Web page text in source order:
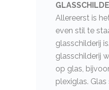
Allereerst is
even stil te
glasschilderij
glasschilderij
op glas,
plexiglas. Glas